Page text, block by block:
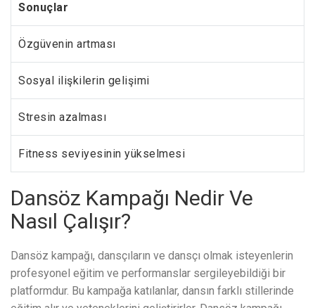
Sonuçlar
Özgüvenin artması
Sosyal ilişkilerin gelişimi
Stresin azalması
Fitness seviyesinin yükselmesi
Dansöz Kampağı Nedir Ve
Nasıl Çalışır?
Dansöz kampağı, dansçıların ve dansçı olmak isteyenlerin
profesyonel eğitim ve performanslar sergileyebildiği bir
platformdur. Bu kampağa katılanlar, dansın farklı stillerinde